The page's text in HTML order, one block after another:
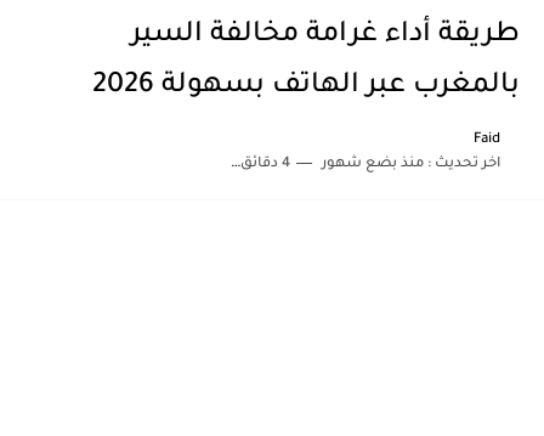
طريقة أداء غرامة مخالفة السير
بالمغرب عبر الهاتف بسهولة 2026
Faid
اخر تحديث :منذ بضع شهور 4 دقائق للقراءة